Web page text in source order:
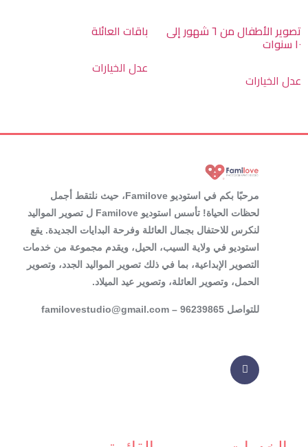
تصوير الأطفال من ٦ شهور إلى
١٠ سنوات
عدل الخيارات
باقات العائلة
عدل الخيارات
مرحبًا بكم في استوديو Familove، حيث نلتقط أجمل
لحظات الحياة! تأسس استوديو Familove ل تصوير المواليد
لنكرس للاحتفال بجمال العائلة وفرحة البدايات الجديدة. يقع
استوديو في ولاية السيب، الحيل، ويقدم مجموعة من خدمات
التصوير الإبداعية، بما في ذلك تصوير المواليد الجدد، وتصوير
الحمل، وتصوير العائلة، وتصوير عيد الميلاد.
للتواصل 96239865 – familovestudio@gmail.com